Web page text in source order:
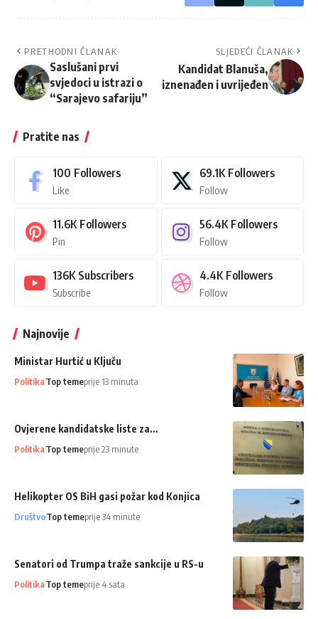
PRETHODNI ČLANAK
Saslušani prvi
svjedoci u istrazi o
“Sarajevo safariju”
SLJEDEĆI ČLANAK
Kandidat Blanuša,
iznenađen i uvrijeđen
Pratite nas
100 Followers
Like
69.1K Followers
Follow
11.6K Followers
Pin
56.4K Followers
Follow
136K Subscribers
Subscribe
4.4K Followers
Follow
Najnovije
Ministar Hurtić u Ključu
PolitikaTop temeprije 13 minuta
Ovjerene kandidatske liste za…
PolitikaTop temeprije 23 minute
Helikopter OS BiH gasi požar kod Konjica
DruštvoTop temeprije 34 minute
Senatori od Trumpa traže sankcije u RS-u
PolitikaTop temeprije 4 sata